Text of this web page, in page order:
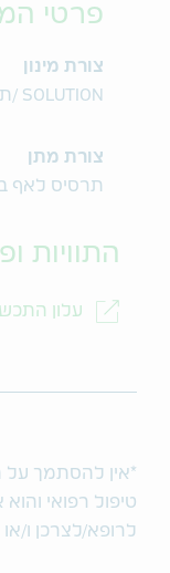
פרטי
צורת מינון
SOLUTION /תמיסה להזרקה
צורת מתן
תרסיס לאף
התוויות
עלון
*אין להסתמך על
טיפול רפואי והוא
לרופא/לצרכן ו/